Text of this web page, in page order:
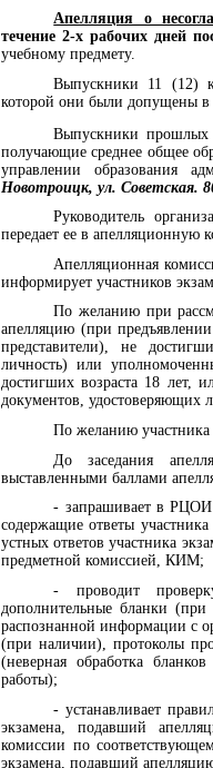
Апелляция о
течение 2-х рабочих дней
учебному предмету.
Выпускники 11 (12)
которой они были допущены в
Выпускники прошлых
получающие среднее общее
управлении образования
Новотроицк, ул. Советская.
Руководитель
передает ее в апелляционную
Апелляционная
информирует участников
По желанию при
апелляцию (при
представители), не
личность) или
достигших возраста 18 лет,
документов, удостоверяющих
По желанию участника
До заседания
выставленными баллами
- запрашивает в РЦОИ
содержащие ответы
устных ответов участника
предметной комиссией, КИМ;
- проводит
дополнительные бланки
распознанной информации с
(при наличии), протоколы
(неверная обработка
работы);
- устанавливает
экзамена, подавший
комиссии по
экзамена, подавший